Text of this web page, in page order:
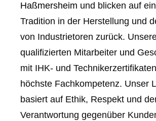
Haßmersheim und blicken auf
Tradition in der Herstellung und
von Industrietoren zurück.
qualifizierten Mitarbeiter und
mit IHK- und
höchste Fachkompetenz. Unser
basiert auf Ethik, Respekt und
Verantwortung gegenüber